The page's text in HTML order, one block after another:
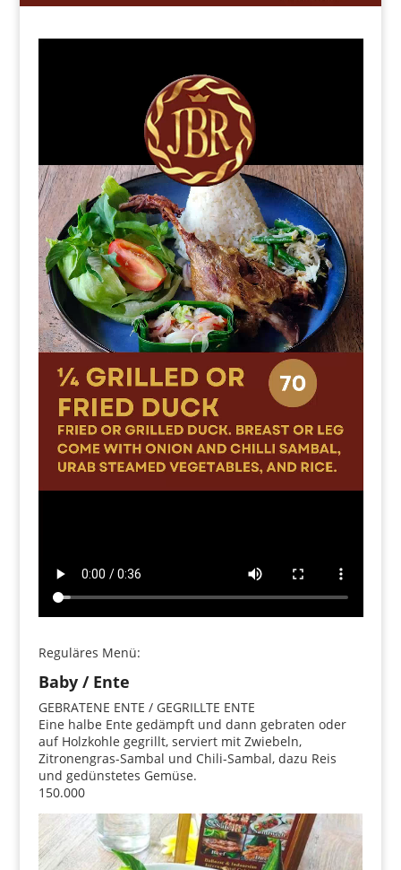
Reguläres Menü:
Baby / Ente
GEBRATENE ENTE / GEGRILLTE ENTE
Eine halbe Ente gedämpft und dann gebraten oder
auf Holzkohle gegrillt, serviert mit Zwiebeln,
Zitronengras-Sambal und Chili-Sambal, dazu Reis
und gedünstetes Gemüse.
150.000